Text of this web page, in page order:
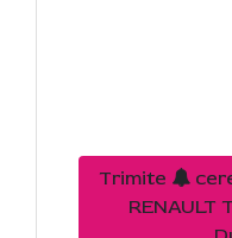
Trimite
RENAULT